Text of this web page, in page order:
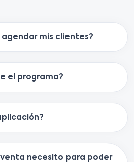
mis clientes?
el programa?
necesito para poder